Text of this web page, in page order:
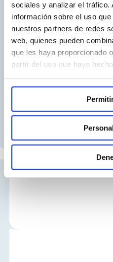
sociales y analizar el tráfico.
información sobre el uso
nuestros partners de redes
web, quienes pueden
que les haya proporcionado
partir del uso que haya
NORMON
Desvenlafaxina